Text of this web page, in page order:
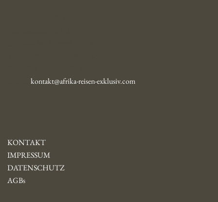
kontakt@afrika-reisen-exklusiv.com
KONTAKT
IMPRESSUM
DATENSCHUTZ
AGBs